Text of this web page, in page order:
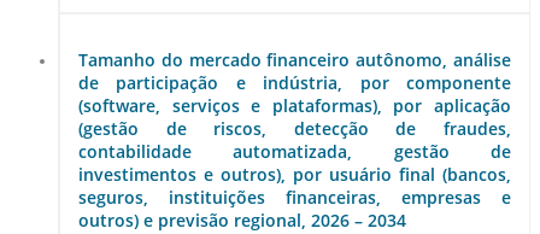
Tamanho do mercado financeiro autônomo, análise
de participação e indústria, por componente
(software, serviços e plataformas), por aplicação
(gestão de riscos, detecção de fraudes,
contabilidade automatizada, gestão de
investimentos e outros), por usuário final (bancos,
seguros, instituições financeiras, empresas e
outros) e previsão regional, 2026 – 2034